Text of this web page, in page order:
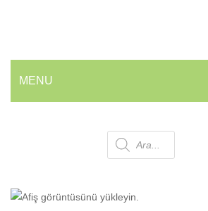
MENU
💰 En İyi Fiyatlarla
Products